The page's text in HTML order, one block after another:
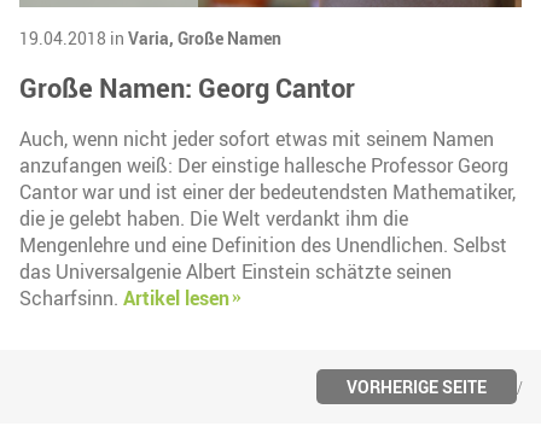
19.04.2018 in Varia, Große Namen
Große Namen: Georg Cantor
Auch, wenn nicht jeder sofort etwas mit seinem Namen
anzufangen weiß: Der einstige hallesche Professor Georg
Cantor war und ist einer der bedeutendsten Mathematiker,
die je gelebt haben. Die Welt verdankt ihm die
Mengenlehre und eine Definition des Unendlichen. Selbst
das Universalgenie Albert Einstein schätzte seinen
Scharfsinn. Artikel lesen
VORHERIGE SEITE